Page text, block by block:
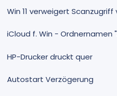
Win 11 verweigert Scanzugriff
iCloud f. Win - Ordnernamen
HP-Drucker druckt quer
Autostart Verzögerung